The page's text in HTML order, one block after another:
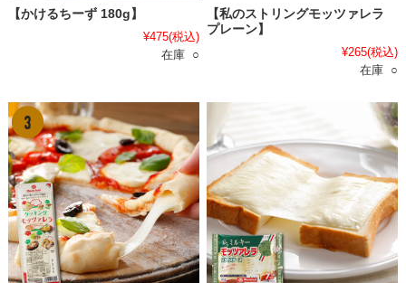
【かけるちーず 180g】
¥475(税込)
在庫 ○
【私のストリングモッツァレラ
プレーン】
¥265(税込)
在庫 ○